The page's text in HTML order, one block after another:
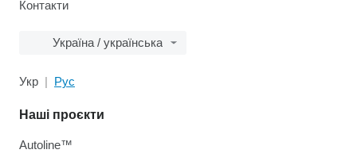
Контакти
Україна / українська
Укр Рус
Наші проєкти
Autoline™